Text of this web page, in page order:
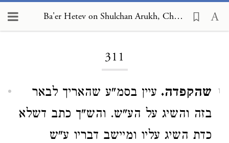
Ba'er Hetev on Shulchan Arukh, Choshen Mishpat 311
311
1 שהקפדה. עיין בסמ"ע שהאריך לבאר
בזה והשיג על הע"ש. והש"ך כתב דשלא
כדת השיג עליו ומיישב דבריו ע"ש